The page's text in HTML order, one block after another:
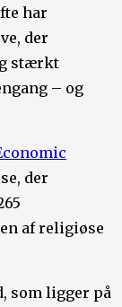
har
der
stærkt
– og
der
af religiøse
som ligger på